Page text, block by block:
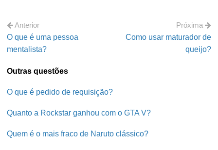
Anterior
O que é uma pessoa
mentalista?
Próxima
Como usar maturador de
queijo?
Outras questões
O que é pedido de requisição?
Quanto a Rockstar ganhou com o GTA V?
Quem é o mais fraco de Naruto clássico?